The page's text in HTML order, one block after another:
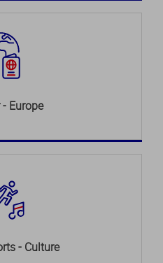
Europe
- Culture